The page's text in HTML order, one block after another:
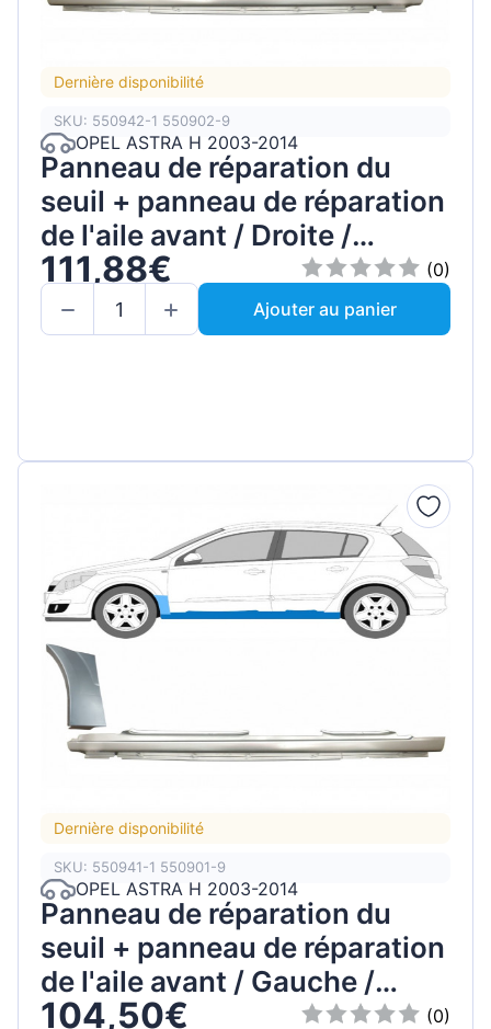
Dernière disponibilité
SKU: 550942-1 550902-9
OPEL ASTRA H 2003-2014
Panneau de réparation du
seuil + panneau de réparation
de l'aile avant / Droite /
Ensemble
111,88€
(0)
Ajouter au panier
Dernière disponibilité
SKU: 550941-1 550901-9
OPEL ASTRA H 2003-2014
Panneau de réparation du
seuil + panneau de réparation
de l'aile avant / Gauche /
Ensemble
104,50€ (0)